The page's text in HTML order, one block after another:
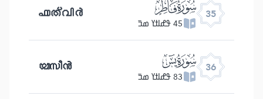
35 ﮯ
45 ߟߝߊߙߌ ߘߏ߫ ഫാത്വിർ
36 ﮰ
83 ߟߝߊߙߌ ߘߏ߫ യാസീൻ